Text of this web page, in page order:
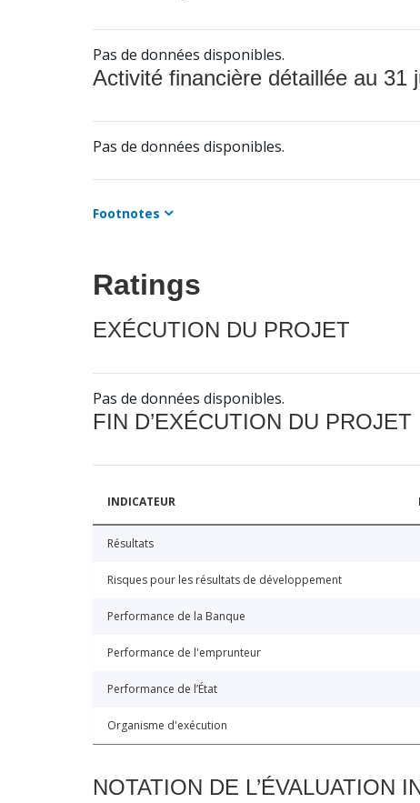
Pas de données disponibles.
Activité financière détaillée au 31
Pas de données disponibles.
Footnotes
Ratings
EXÉCUTION DU PROJET
Pas de données disponibles.
FIN D’EXÉCUTION DU PROJET
INDICATEUR
Résultats
Risques pour les résultats de développement
Performance de la Banque
Performance de l'emprunteur
Performance de l’État
Organisme d'exécution
NOTATION DE L’ÉVALUATION